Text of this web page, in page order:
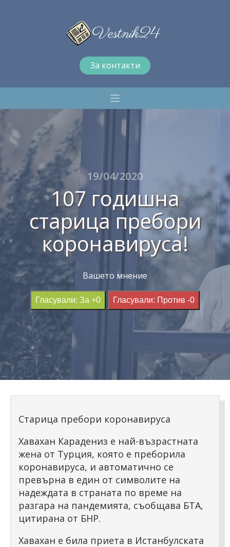
За контакти
19/04/2020
107 годишна
старица пребори
коронавируса!
Вашето мнение
Гласували: За +0 Гласували: Против -0
Старица пребори коронавируса
Хавахан Карадениз е най-възрастната
жена от Турция, която е преборила
коронавируса, и автоматично се
превърна в един от символите на
надеждата в страната по време на
разгара на пандемията, съобщава БТА,
цитирана от БНР.
Хавахан е била приета в Истанбулската